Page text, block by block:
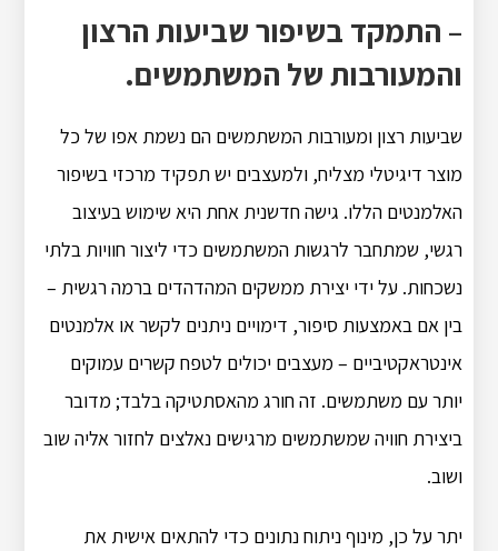
– התמקד בשיפור שביעות הרצון
והמעורבות של המשתמשים.
שביעות רצון ומעורבות המשתמשים הם נשמת אפו של כל
מוצר דיגיטלי מצליח, ולמעצבים יש תפקיד מרכזי בשיפור
האלמנטים הללו. גישה חדשנית אחת היא שימוש בעיצוב
רגשי, שמתחבר לרגשות המשתמשים כדי ליצור חוויות בלתי
נשכחות. על ידי יצירת ממשקים המהדהדים ברמה רגשית –
בין אם באמצעות סיפור, דימויים ניתנים לקשר או אלמנטים
אינטראקטיביים – מעצבים יכולים לטפח קשרים עמוקים
יותר עם משתמשים. זה חורג מהאסתטיקה בלבד; מדובר
ביצירת חוויה שמשתמשים מרגישים נאלצים לחזור אליה שוב
ושוב.
יתר על כן, מינוף ניתוח נתונים כדי להתאים אישית את